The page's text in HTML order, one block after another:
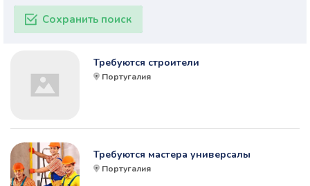
Сохранить поиск
Требуются строители
Португалия
Требуются мастера универсалы
Португалия